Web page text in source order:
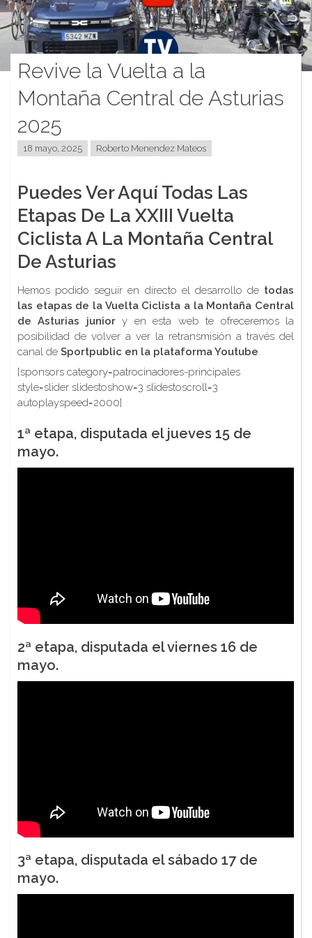
Revive la Vuelta a la
Montaña Central de Asturias
2025
18 mayo, 2025 Roberto Menendez Mateos
Puedes Ver Aquí Todas Las
Etapas De La XXIII Vuelta
Ciclista A La Montaña Central
De Asturias
Hemos podido seguir en directo el desarrollo de todas
las etapas de la Vuelta Ciclista a la Montaña Central
de Asturias juniory en esta web te ofreceremos la
posibilidad de volver a ver la retransmisión a través del
canal de Sportpublic en la plataforma Youtube
[sponsors category=patrocinadores-principales
style=slider slidestoshow=3 slidestoscroll=3
autoplayspeed=2000]
1ª etapa, disputada el jueves 15 de
mayo.
2ª etapa, disputada el viernes 16 de
mayo.
3ª etapa, disputada el sábado 17 de
mayo.